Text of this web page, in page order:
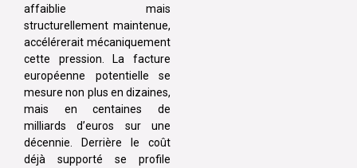
affaiblie mais
structurellement maintenue,
accélérerait mécaniquement
cette pression. La facture
européenne potentielle se
mesure non plus en dizaines,
mais en centaines de
milliards d’euros sur une
décennie. Derrière le coût
déjà supporté se profile